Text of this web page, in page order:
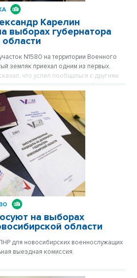
Карелин
выборах губернатора
N1580 на территории Военного
земляк приехал одним из первых.
что успел пообщаться с другими
отношение людей к
на выборах
области
для новосибирских военнослужащих
выездная комиссия.